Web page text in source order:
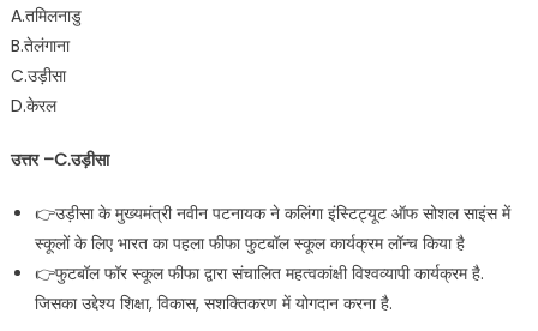
A.तमिलनाडु
B.तेलंगाना
C.उड़ीसा
D.केरल
उत्तर –C.उड़ीसा
👉उड़ीसा के मुख्यमंत्री नवीन पटनायक ने कलिंगा इंस्टिट्यूट ऑफ सोशल साइंस में
स्कूलों के लिए भारत का पहला फीफा फुटबॉल स्कूल कार्यक्रम लॉन्च किया है
👉फुटबॉल फॉर स्कूल फीफा द्वारा संचालित महत्वकांक्षी विश्वव्यापी कार्यक्रम है.
जिसका उद्देश्य शिक्षा, विकास, सशक्तिकरण में योगदान करना है.